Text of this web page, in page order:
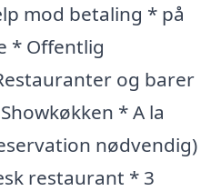
mod betaling * på
* Offentlig
og barer
* A la
nødvendig)
restaurant * 3